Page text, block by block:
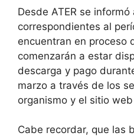
Desde ATER se
correspondientes al
encuentran en proceso
comenzarán a estar
descarga y pago
marzo a través de los
organismo y el sitio
Cabe recordar, que las